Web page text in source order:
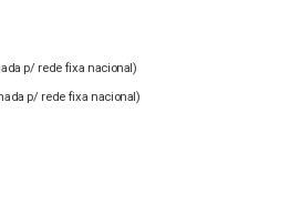
p/ rede fixa nacional)
p/ rede fixa nacional)